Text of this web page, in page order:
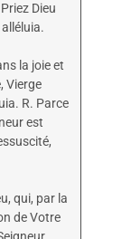
Dieu
la joie et
Vierge
R. Parce
est
qui, par la
de Votre